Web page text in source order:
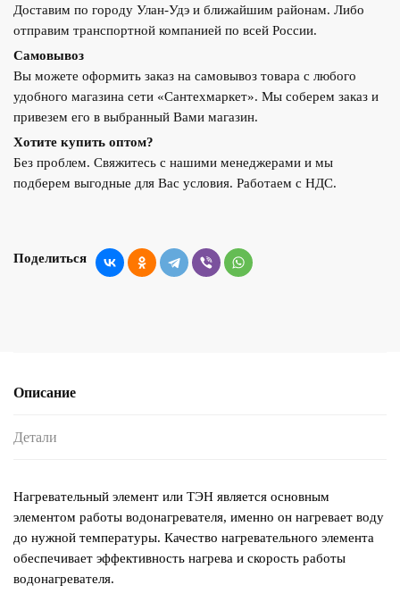
Доставим по городу Улан-Удэ и ближайшим районам. Либо
отправим транспортной компанией по всей России.
Самовывоз
Вы можете оформить заказ на самовывоз товара с любого
удобного магазина сети «Сантехмаркет». Мы соберем заказ и
привезем его в выбранный Вами магазин.
Хотите купить оптом?
Без проблем. Свяжитесь с нашими менеджерами и мы
подберем выгодные для Вас условия. Работаем с НДС.
Поделиться
Описание
Детали
Нагревательный элемент или ТЭН является основным
элементом работы водонагревателя, именно он нагревает воду
до нужной температуры. Качество нагревательного элемента
обеспечивает эффективность нагрева и скорость работы
водонагревателя.